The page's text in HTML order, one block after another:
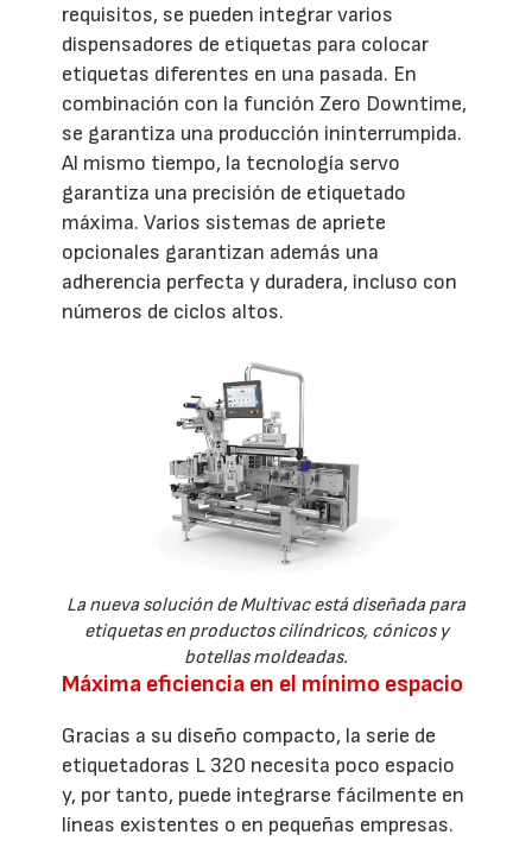
requisitos, se pueden integrar varios
dispensadores de etiquetas para colocar
etiquetas diferentes en una pasada. En
combinación con la función Zero Downtime,
se garantiza una producción ininterrumpida.
Al mismo tiempo, la tecnología servo
garantiza una precisión de etiquetado
máxima. Varios sistemas de apriete
opcionales garantizan además una
adherencia perfecta y duradera, incluso con
números de ciclos altos.
La nueva solución de Multivac está diseñada para
etiquetas en productos cilíndricos, cónicos y
botellas moldeadas.
Máxima eficiencia en el mínimo espacio
Gracias a su diseño compacto, la serie de
etiquetadoras L 320 necesita poco espacio
y, por tanto, puede integrarse fácilmente en
líneas existentes o en pequeñas empresas.